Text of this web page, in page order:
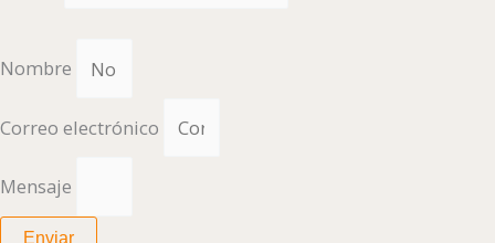
Nombre
Correo electrónico
Mensaje
Enviar